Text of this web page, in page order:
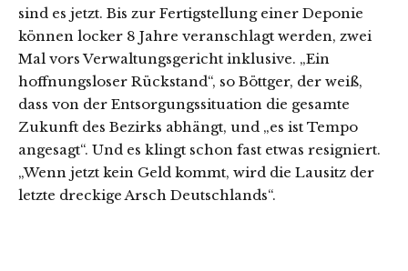
sind es jetzt. Bis zur Fertigstellung einer Deponie
können locker 8 Jahre veranschlagt werden, zwei
Mal vors Verwaltungsgericht inklusive. „Ein
hoffnungsloser Rückstand“, so Böttger, der weiß,
dass von der Entsorgungssituation die gesamte
Zukunft des Bezirks abhängt, und „es ist Tempo
angesagt“. Und es klingt schon fast etwas resigniert.
„Wenn jetzt kein Geld kommt, wird die Lausitz der
letzte dreckige Arsch Deutschlands“.